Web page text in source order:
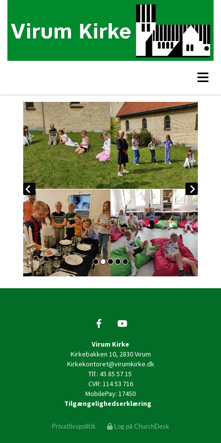
Virum Kirke
Kirkebakken 10, 2830 Virum
Kirkekontoret@virumkirke.dk
Tlf.: 45 85 57 15
CVR: 114 53 716
MobilePay: 17450
Tilgængelighedserklæring
Privatlivspolitik Log på ChurchDesk